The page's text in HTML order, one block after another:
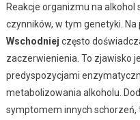
Reakcje organizmu na alkohol
czynników, w tym genetyki.
Wschodniej często
zaczerwienienia. To zjawisko
predyspozycjami
metabolizowania alkoholu.
symptomem innych schorzeń,